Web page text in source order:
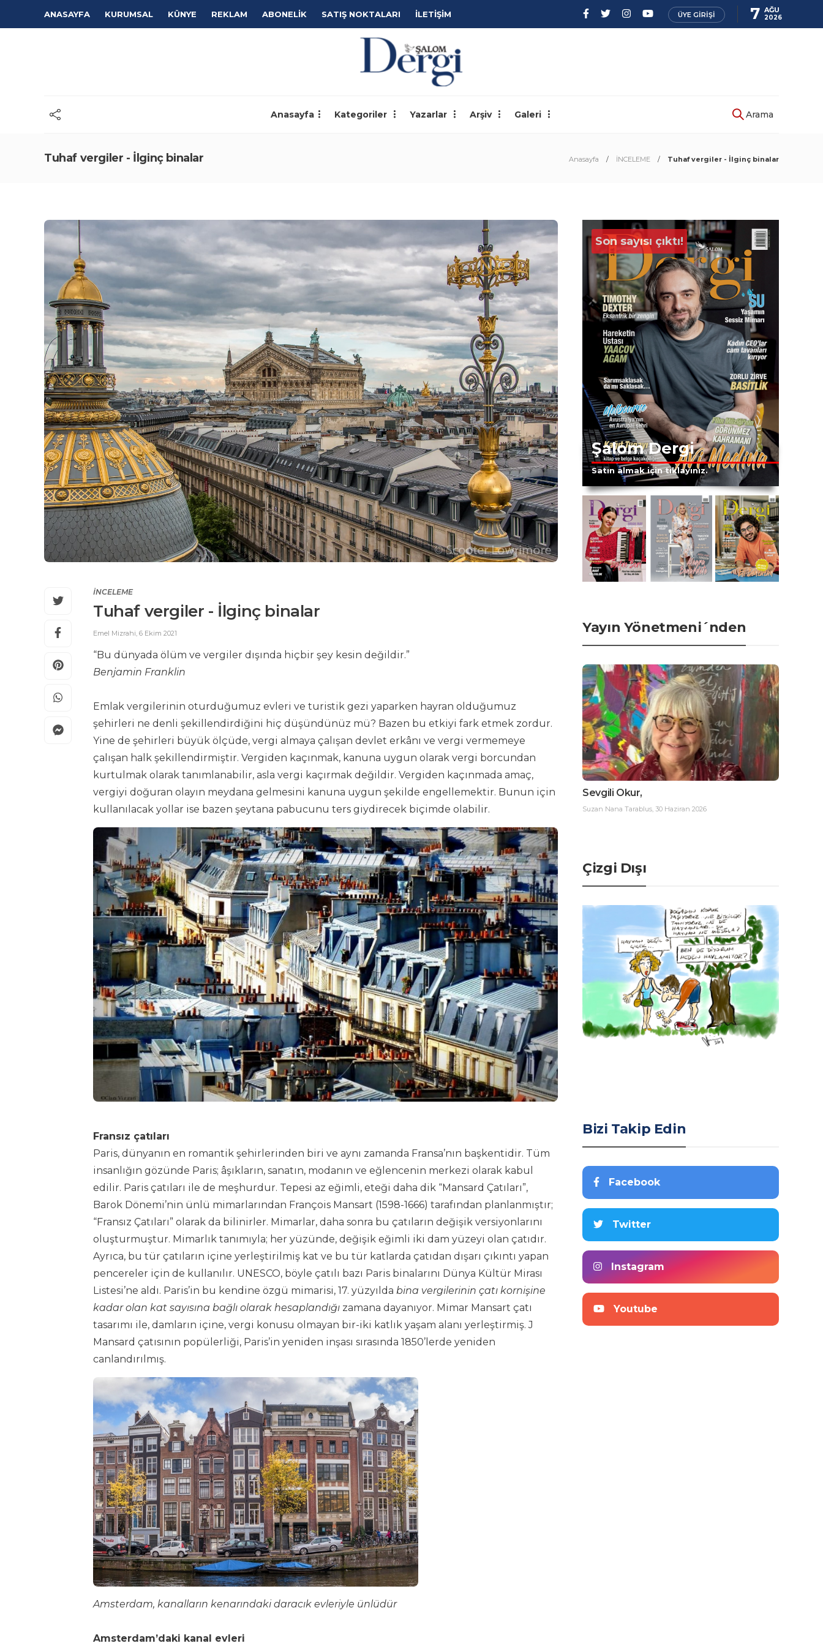
ANASAYFA KURUMSAL KÜNYE REKLAM ABONELİK SATIŞ NOKTALARI İLETİŞİM ÜYE GIRIŞI 7 AĞU
2026
Anasayfa Kategoriler Yazarlar Arşiv Galeri Arama
Tuhaf vergiler - İlginç binalar Anasayfa İNCELEME Tuhaf vergiler - İlginç binalar
İNCELEME
Tuhaf vergiler - İlginç binalar
Emel Mizrahi, 6 Ekim 2021
“Bu dünyada ölüm ve vergiler dışında hiçbir şey kesin değildir.”
Benjamin Franklin
Emlak vergilerinin oturduğumuz evleri ve turistik gezi yaparken hayran olduğumuz
şehirleri ne denli şekillendirdiğini hiç düşündünüz mü? Bazen bu etkiyi fark etmek zordur.
Yine de şehirleri büyük ölçüde, vergi almaya çalışan devlet erkânı ve vergi vermemeye
çalışan halk şekillendirmiştir. Vergiden kaçınmak, kanuna uygun olarak vergi borcundan
kurtulmak olarak tanımlanabilir, asla vergi kaçırmak değildir. Vergiden kaçınmada amaç,
vergiyi doğuran olayın meydana gelmesini kanuna uygun şekilde engellemektir. Bunun için
kullanılacak yollar ise bazen şeytana pabucunu ters giydirecek biçimde olabilir.
Fransız çatıları
Paris, dünyanın en romantik şehirlerinden biri ve aynı zamanda Fransa’nın başkentidir. Tüm
insanlığın gözünde Paris; âşıkların, sanatın, modanın ve eğlencenin merkezi olarak kabul
edilir. Paris çatıları ile de meşhurdur. Tepesi az eğimli, eteği daha dik “Mansard Çatıları”,
Barok Dönemi’nin ünlü mimarlarından François Mansart (1598-1666) tarafından planlanmıştır;
“Fransız Çatıları” olarak da bilinirler. Mimarlar, daha sonra bu çatıların değişik versiyonlarını
oluşturmuştur. Mimarlık tanımıyla; her yüzünde, değişik eğimli iki dam yüzeyi olan çatıdır.
Ayrıca, bu tür çatıların içine yerleştirilmiş kat ve bu tür katlarda çatıdan dışarı çıkıntı yapan
pencereler için de kullanılır. UNESCO, böyle çatılı bazı Paris binalarını Dünya Kültür Mirası
Listesi’ne aldı. Paris’in bu kendine özgü mimarisi, 17. yüzyılda bina vergilerinin çatı kornişine
kadar olan kat sayısına bağlı olarak hesaplandığı zamana dayanıyor. Mimar Mansart çatı
tasarımı ile, damların içine, vergi konusu olmayan bir-iki katlık yaşam alanı yerleştirmiş. J
Mansard çatısının popülerliği, Paris’in yeniden inşası sırasında 1850’lerde yeniden
canlandırılmış.
Amsterdam, kanalların kenarındaki daracık evleriyle ünlüdür
Amsterdam’daki kanal evleri
Son sayısı çıktı!
Şalom Dergi
Satın almak için tıklayınız.
Yayın Yönetmeni´nden
Sevgili Okur,
Suzan Nana Tarablus, 30 Haziran 2026
Çizgi Dışı
Bizi Takip Edin
Facebook
Twitter
Instagram
Youtube